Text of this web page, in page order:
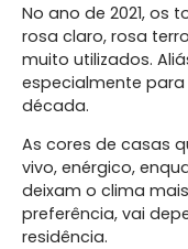
No ano de 2021, os
rosa claro, rosa
muito utilizados.
especialmente
década.
As cores de casas
vivo, enérgico,
deixam o clima
preferência, vai
residência.